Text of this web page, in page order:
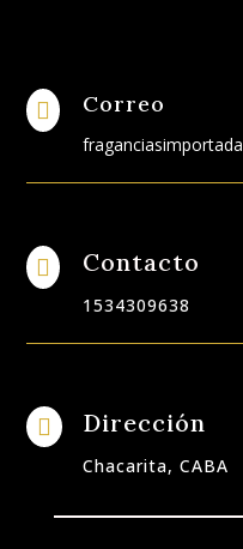
 Correo
 Contacto
1534309638
 Dirección
Chacarita, CABA